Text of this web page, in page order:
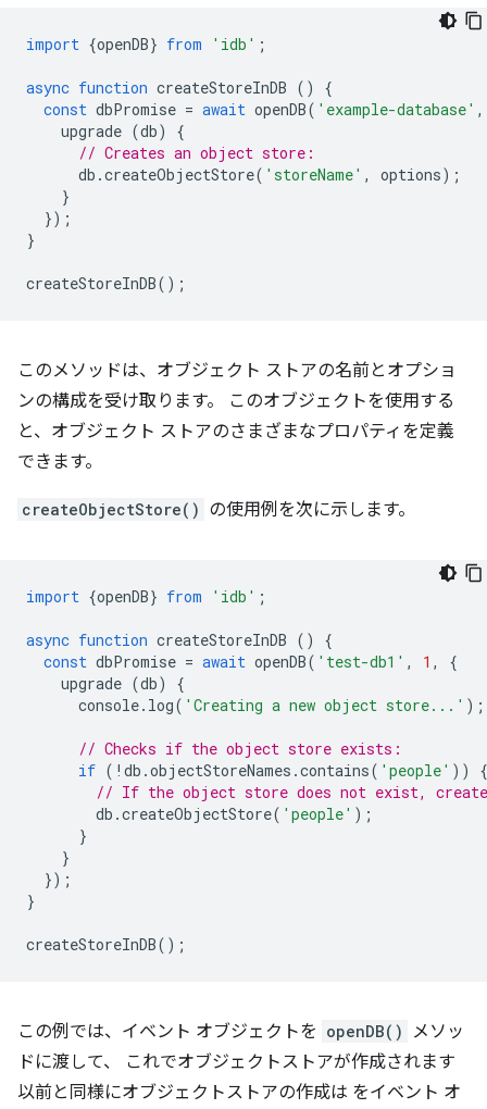
import {openDB} from 'idb' ;
async function createStoreInDB ()
{
const dbPromise = await openDB( 'example-database' ,
upgrade (db)
{
// Creates an object store:
db .createObjectStore( 'storeName' , options);
}
});
}
createStoreInDB();
このメソッドは、オブジェクト ストアの名前とオプショ
ンの構成を受け取ります。 このオブジェクトを使用する
と、オブジェクト ストアのさまざまなプロパティを定義
できます。
createObjectStore() の使用例を次に示します。
import {openDB} from 'idb' ;
async function createStoreInDB ()
{
const dbPromise = await openDB( 'test-db1' , 1 ,
{
upgrade (db)
{
console. log( 'Creating a new object store...' );
// Checks if the object store exists:
if ( ! db .objectStoreNames .contains( 'people' ))
{
// If the object store does not exist,
db .createObjectStore( 'people' );
}
}
});
}
createStoreInDB();
この例では、イベント オブジェクトを openDB()
メソッ
ドに渡して、 これでオブジェクトストアが作成されます
以前と同様にオブジェクトストアの作成は をイベント オ